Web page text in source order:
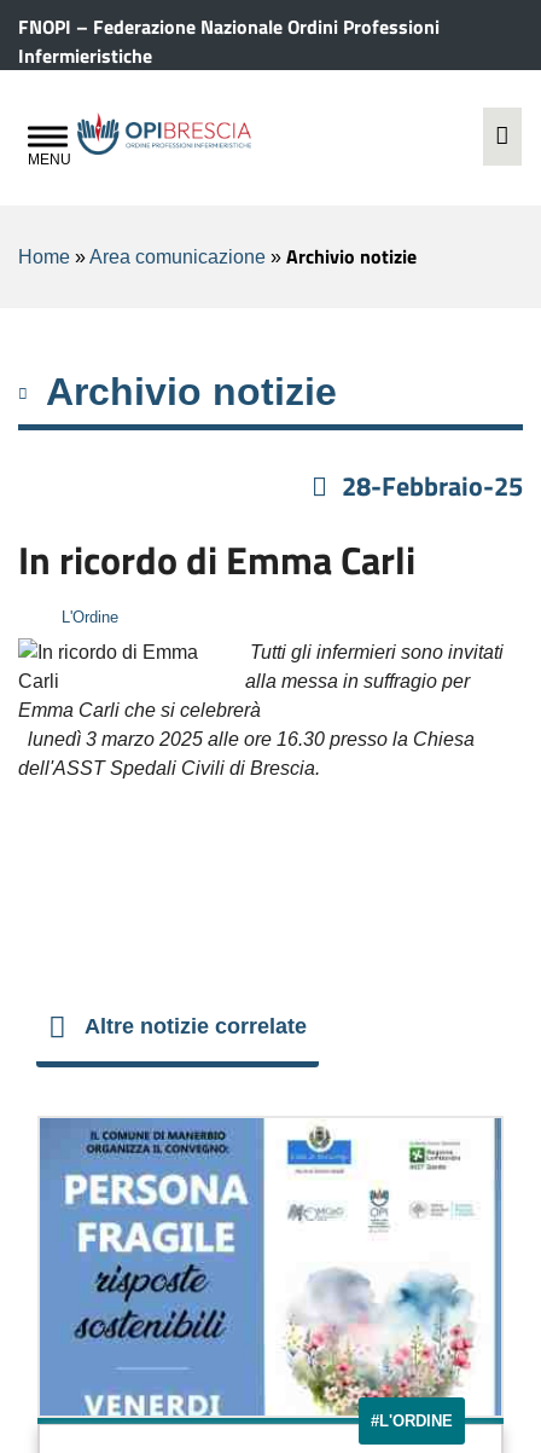
FNOPI – Federazione Nazionale Ordini Professioni
Infermieristiche
Home »Area comunicazione » Archivio notizie
Archivio notizie
28-Febbraio-25
In ricordo di Emma Carli
L'Ordine
Tutti gli infermieri sono invitati
alla messa in suffragio per
Emma Carli che si celebrerà
lunedì 3 marzo 2025 alle ore 16.30 presso la Chiesa
dell'ASST Spedali Civili di Brescia.
Altre notizie correlate
#L'ORDINE